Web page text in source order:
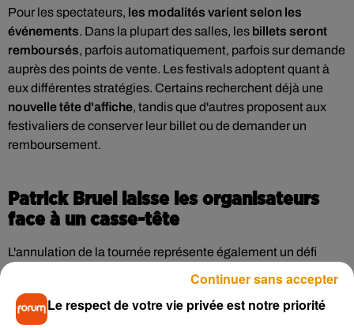
Pour les spectateurs, les modalités varient selon les
événements. Dans la plupart des salles, les billets seront
remboursés, parfois automatiquement, parfois sur demande
auprès des points de vente. Les festivals adoptent quant à
eux différentes stratégies. Certains recherchent déjà une
nouvelle tête d'affiche, tandis que d'autres proposent aux
festivaliers de conserver leur billet ou de demander un
remboursement.
Patrick Bruel laisse les organisateurs
face à un casse-tête
L'annulation de la tournée représente également un défi
qu'ils ne disposaient pas des moyens juridiques ou financiers
nécessaires pour annuler eux-mêmes les concerts.
Le respect de votre vie privée est notre priorité
Continuer sans accepter